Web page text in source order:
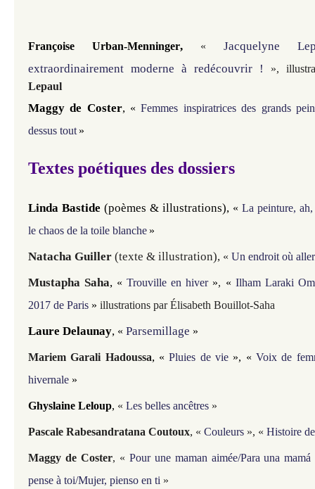
Françoise Urban-Menninger, «
Jacquelyne
extraordinairement moderne à redécouvrir !
»,
Lepaul
Maggy de Coster, « Femmes inspiratrices des grands
dessus tout »
Textes poétiques des dossiers
Linda Bastide (poèmes & illustrations), « La peinture,
le chaos de la toile blanche »
Natacha Guiller (texte & illustration), « Un endroit où aller
Mustapha Saha, « Trouville en hiver », « Ilham Laraki
2017 de Paris » illustrations par Élisabeth Bouillot-Saha
Laure Delaunay, « Parsemillage »
Mariem Garali Hadoussa, « Pluies de vie », « Voix de
hivernale »
Ghyslaine Leloup, « Les belles ancêtres »
Pascale Rabesandratana Coutoux, « Couleurs », « Histoire
Maggy de Coster, « Pour une maman aimée/Para una mamá
pense à toi/Mujer, pienso en ti »